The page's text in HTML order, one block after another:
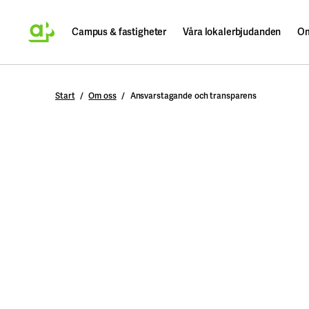
Campus & fastigheter Våra lokalerbjudanden
Sök
Start Om oss Ansvarstagande och transparens